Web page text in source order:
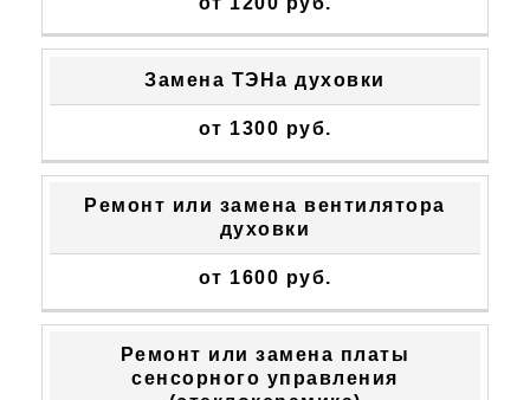
Замена ТЭНа духовки
от 1300 руб.
Ремонт или замена вентилятора
духовки
от 1600 руб.
Ремонт или замена платы
сенсорного управления